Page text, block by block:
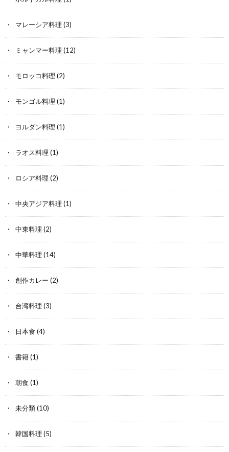
マレーシア料理 (3)
ミャンマー料理 (12)
モロッコ料理 (2)
モンゴル料理 (1)
ヨルダン料理 (1)
ラオス料理 (1)
ロシア料理 (2)
中央アジア料理 (1)
中東料理 (2)
中華料理 (14)
創作カレー (2)
台湾料理 (3)
日本食 (4)
書籍(1)
朝食 (1)
未分類(10)
韓国料理 (5)